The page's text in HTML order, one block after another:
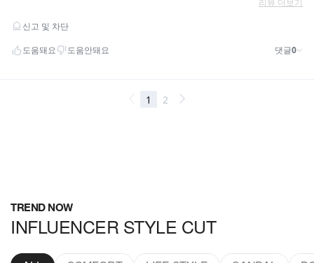
TREND NOW
INFLUENCER STYLE CUT